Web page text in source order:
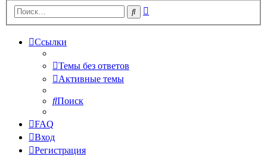
Поиск
Ссылки
Темы без ответов
Активные темы
Поиск
FAQ
Вход
Регистрация